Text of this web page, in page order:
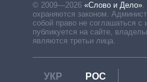
© 2009—2026 «Слово и Дело».
охраняются законом.
собой право не соглашаться с
публикуется на сайте,
являются третьи лица.
УКР РОС